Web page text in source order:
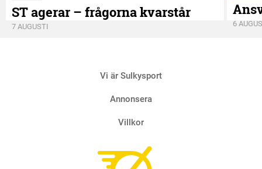
ST agerar – frågorna kvarstår
7 AUGUSTI 6
Vi är Sulkysport
Annonsera
Villkor